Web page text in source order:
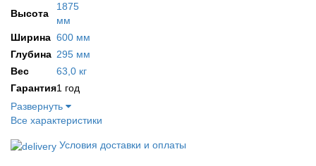
Высота
1875
мм
Ширина 600 мм
Глубина 295 мм
Вес
63,0 кг
Гарантия1 год
Развернуть
Все характеристики
Условия доставки и оплаты